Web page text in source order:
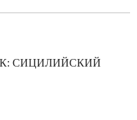
СИЦИЛИЙСКИЙ